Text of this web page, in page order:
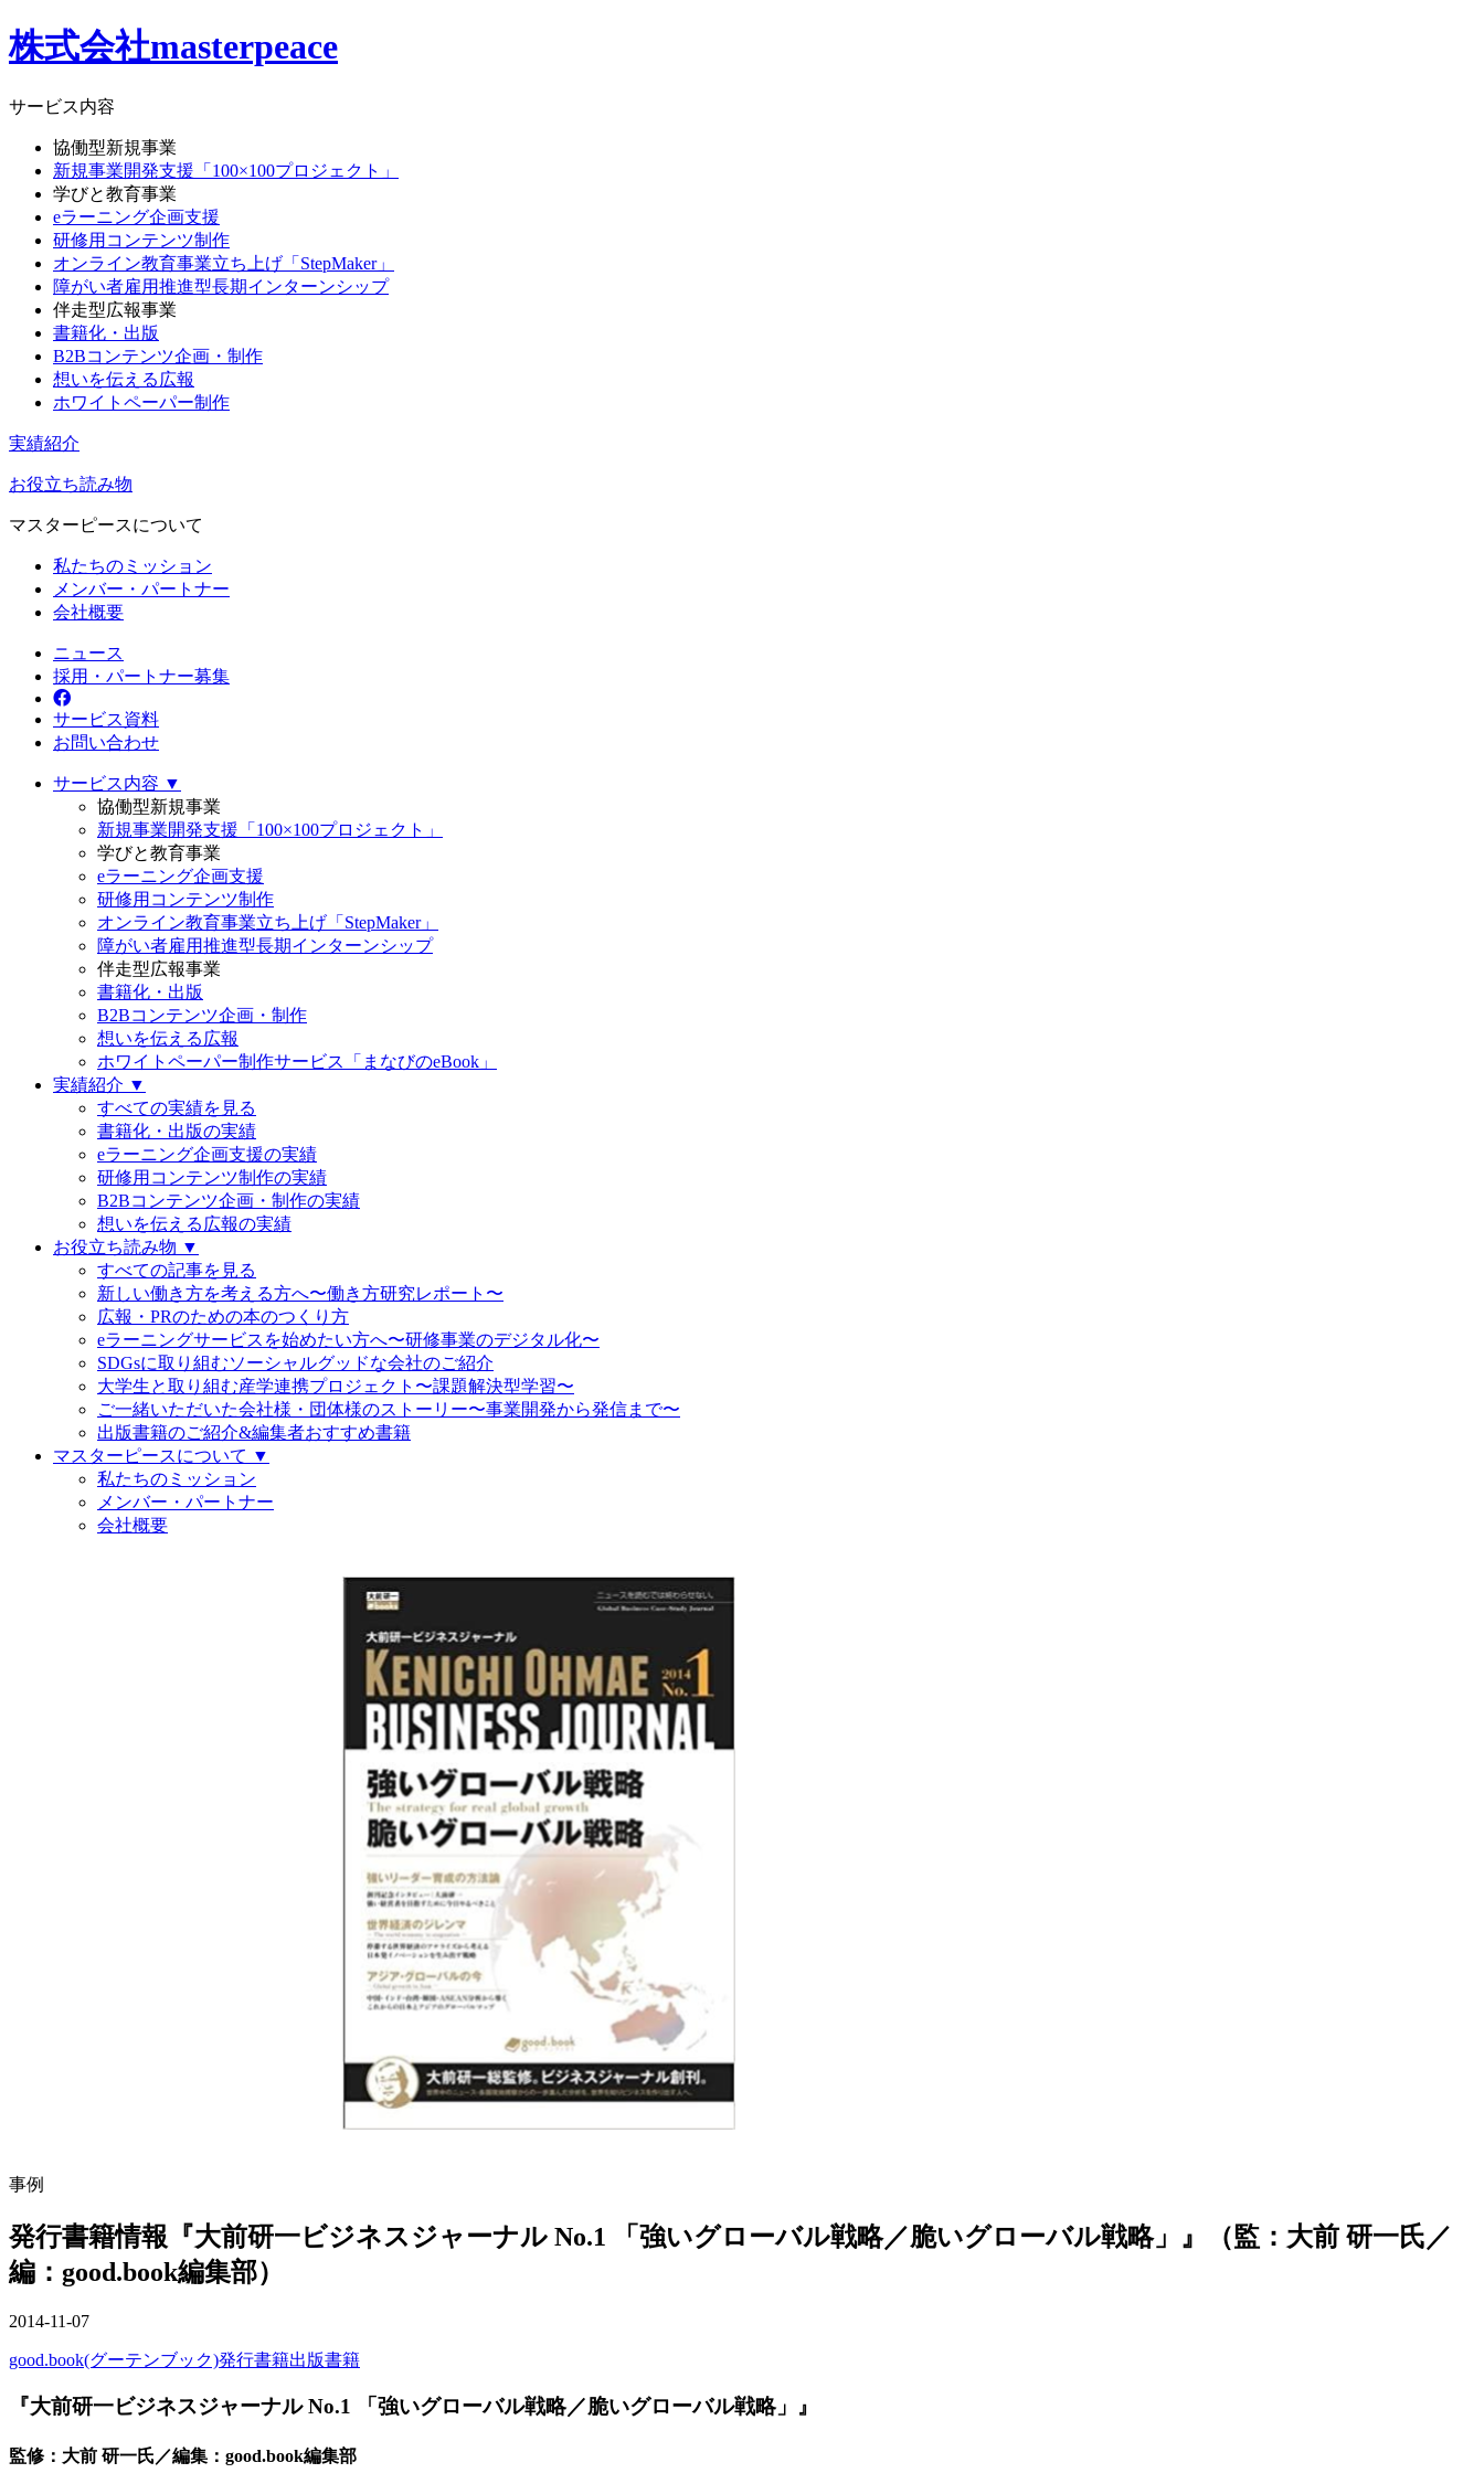
株式会社masterpeace
サービス内容
協働型新規事業
新規事業開発支援「100×100プロジェクト」
学びと教育事業
eラーニング企画支援
研修用コンテンツ制作
オンライン教育事業立ち上げ「StepMaker」
障がい者雇用推進型長期インターンシップ
伴走型広報事業
書籍化・出版
B2Bコンテンツ企画・制作
想いを伝える広報
ホワイトペーパー制作
実績紹介
お役立ち読み物
マスターピースについて
私たちのミッション
メンバー・パートナー
会社概要
ニュース
採用・パートナー募集
サービス資料
お問い合わせ
サービス内容 ▼
協働型新規事業
新規事業開発支援「100×100プロジェクト」
学びと教育事業
eラーニング企画支援
研修用コンテンツ制作
オンライン教育事業立ち上げ「StepMaker」
障がい者雇用推進型長期インターンシップ
伴走型広報事業
書籍化・出版
B2Bコンテンツ企画・制作
想いを伝える広報
ホワイトペーパー制作サービス「まなびのeBook」
実績紹介 ▼
すべての実績を見る
書籍化・出版の実績
eラーニング企画支援の実績
研修用コンテンツ制作の実績
B2Bコンテンツ企画・制作の実績
想いを伝える広報の実績
お役立ち読み物 ▼
すべての記事を見る
新しい働き方を考える方へ〜働き方研究レポート〜
広報・PRのための本のつくり方
eラーニングサービスを始めたい方へ〜研修事業のデジタル化〜
SDGsに取り組むソーシャルグッドな会社のご紹介
大学生と取り組む産学連携プロジェクト〜課題解決型学習〜
ご一緒いただいた会社様・団体様のストーリー〜事業開発から発信まで〜
出版書籍のご紹介&編集者おすすめ書籍
マスターピースについて ▼
私たちのミッション
メンバー・パートナー
会社概要
事例
発行書籍情報『大前研一ビジネスジャーナル No.1 「強いグローバル戦略／脆いグローバル戦略」』（監：大前 研一氏／
編：good.book編集部）
2014-11-07
good.book(グーテンブック)発行書籍出版書籍
『大前研一ビジネスジャーナル No.1 「強いグローバル戦略／脆いグローバル戦略」』
監修：大前 研一氏／編集：good.book編集部